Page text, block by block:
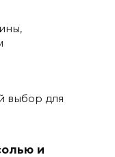
выбор для
и